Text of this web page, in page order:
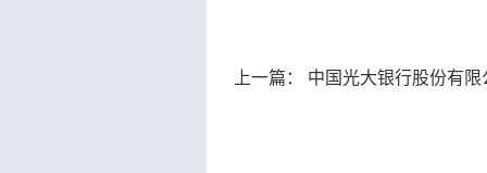
上一篇： 中国光大银行股份有限公司